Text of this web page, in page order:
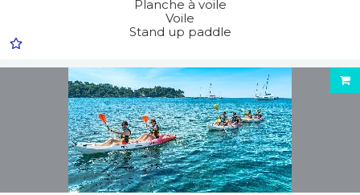
Planche à voile
Voile
Stand up paddle